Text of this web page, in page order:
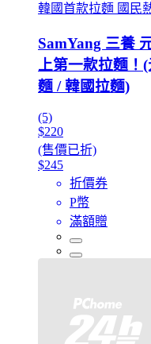
韓國首款拉麵 國民
SamYang 三養
上第一款拉麵！
麵 / 韓國拉麵)
(5)
$220
(售價已折)
$245
折價券
P幣
滿額贈